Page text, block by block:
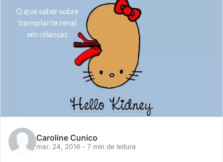
Caroline Cunico
mar. 24, 2016 - 7 min de leitura